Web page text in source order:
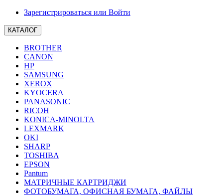
Зарегистрироваться или Войти
КАТАЛОГ
BROTHER
CANON
HP
SAMSUNG
XEROX
KYOCERA
PANASONIC
RICOH
KONICA-MINOLTA
LEXMARK
OKI
SHARP
TOSHIBA
EPSON
Pantum
МАТРИЧНЫЕ КАРТРИДЖИ
ФОТОБУМАГА, ОФИСНАЯ БУМАГА, ФАЙЛЫ